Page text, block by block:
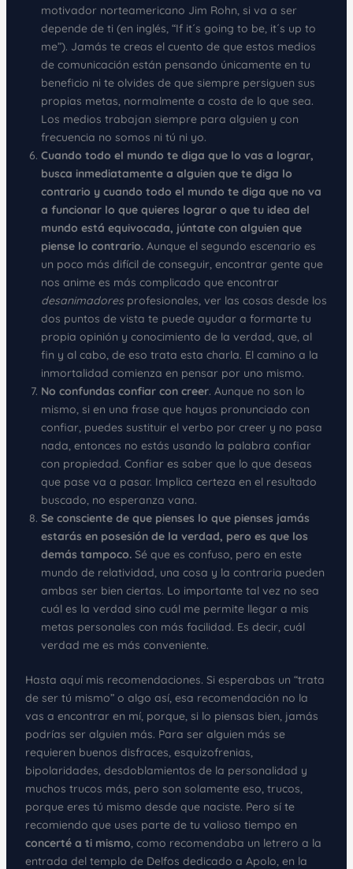
motivador norteamericano Jim Rohn, si va a ser
depende de ti (en inglés, “If it´s going to be, it´s up to
me”). Jamás te creas el cuento de que estos medios
de comunicación están pensando únicamente en tu
beneficio ni te olvides de que siempre persiguen sus
propias metas, normalmente a costa de lo que sea.
Los medios trabajan siempre para alguien y con
frecuencia no somos ni tú ni yo.
Cuando todo el mundo te diga que lo vas a lograr,
busca inmediatamente a alguien que te diga lo
contrario y cuando todo el mundo te diga que no va
a funcionar lo que quieres lograr o que tu idea del
mundo está equivocada, júntate con alguien que
piense lo contrario. Aunque el segundo escenario es
un poco más difícil de conseguir, encontrar gente que
nos anime es más complicado que encontrar
desanimadoresprofesionales, ver las cosas desde los
dos puntos de vista te puede ayudar a formarte tu
propia opinión y conocimiento de la verdad, que, al
fin y al cabo, de eso trata esta charla. El camino a la
inmortalidad comienza en pensar por uno mismo.
No confundas confiar con creer. Aunque no son lo
mismo, si en una frase que hayas pronunciado con
confiar, puedes sustituir el verbo por creer y no pasa
nada, entonces no estás usando la palabra confiar
con propiedad. Confiar es saber que lo que deseas
que pase va a pasar. Implica certeza en el resultado
buscado, no esperanza vana.
Se consciente de que pienses lo que pienses jamás
estarás en posesión de la verdad, pero es que los
demás tampoco.Sé que es confuso, pero en este
mundo de relatividad, una cosa y la contraria pueden
ambas ser bien ciertas. Lo importante tal vez no sea
cuál es la verdad sino cuál me permite llegar a mis
metas personales con más facilidad. Es decir, cuál
verdad me es más conveniente.
Hasta aquí mis recomendaciones. Si esperabas un “trata
de ser tú mismo” o algo así, esa recomendación no la
vas a encontrar en mí, porque, si lo piensas bien, jamás
podrías ser alguien más. Para ser alguien más se
requieren buenos disfraces, esquizofrenias,
bipolaridades, desdoblamientos de la personalidad y
muchos trucos más, pero son solamente eso, trucos,
porque eres tú mismo desde que naciste. Pero sí te
recomiendo que uses parte de tu valioso tiempo en
concerté a ti mismo, como recomendaba un letrero a la
entrada del templo de Delfos dedicado a Apolo, en la